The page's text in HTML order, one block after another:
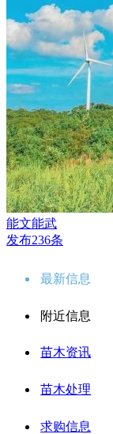
能文能武
发布236条
最新信息
附近信息
苗木资讯
苗木处理
求购信息